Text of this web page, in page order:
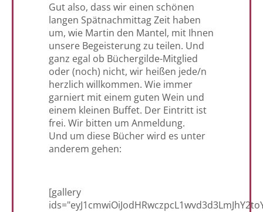
Gut also, dass wir einen schönen
langen Spätnachmittag Zeit haben
um, wie Martin den Mantel, mit Ihnen
unsere Begeisterung zu teilen. Und
ganz egal ob Büchergilde-Mitglied
oder (noch) nicht, wir heißen jede/n
herzlich willkommen. Wie immer
garniert mit einem guten Wein und
einem kleinen Buffet. Der Eintritt ist
frei. Wir bitten um Anmeldung.
Und um diese Bücher wird es unter
anderem gehen:
[gallery